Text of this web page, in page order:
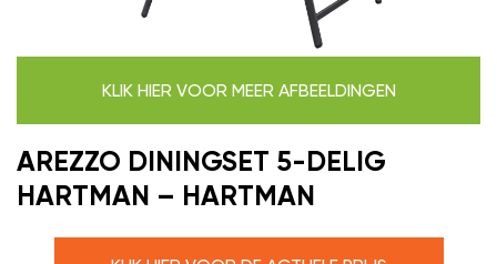
KLIK HIER VOOR MEER AFBEELDINGEN
AREZZO DININGSET 5-DELIG
HARTMAN – HARTMAN